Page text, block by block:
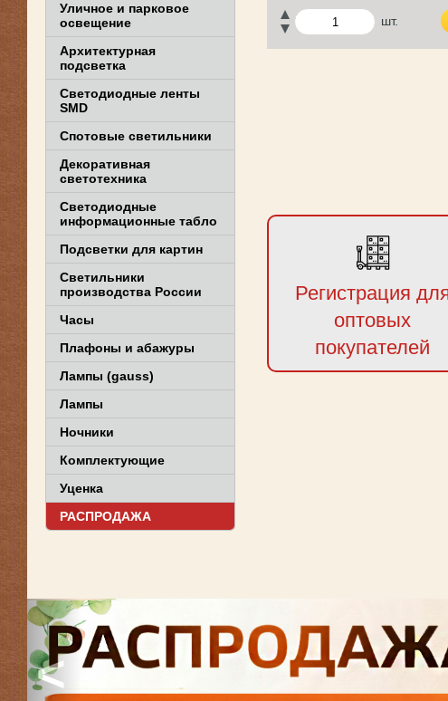
шт.
Регистрация
оптовых
покупателей
Уличное и парковое
освещение
Архитектурная
подсветка
Светодиодные ленты
SMD
Спотовые светильники
Декоративная
светотехника
Светодиодные
информационные табло
Подсветки для картин
Светильники
производства России
Часы
Плафоны и абажуры
Лампы (gauss)
Лампы
Ночники
Комплектующие
Уценка
РАСПРОДАЖА